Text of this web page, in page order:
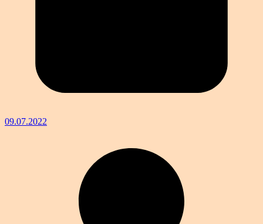
09.07.2022